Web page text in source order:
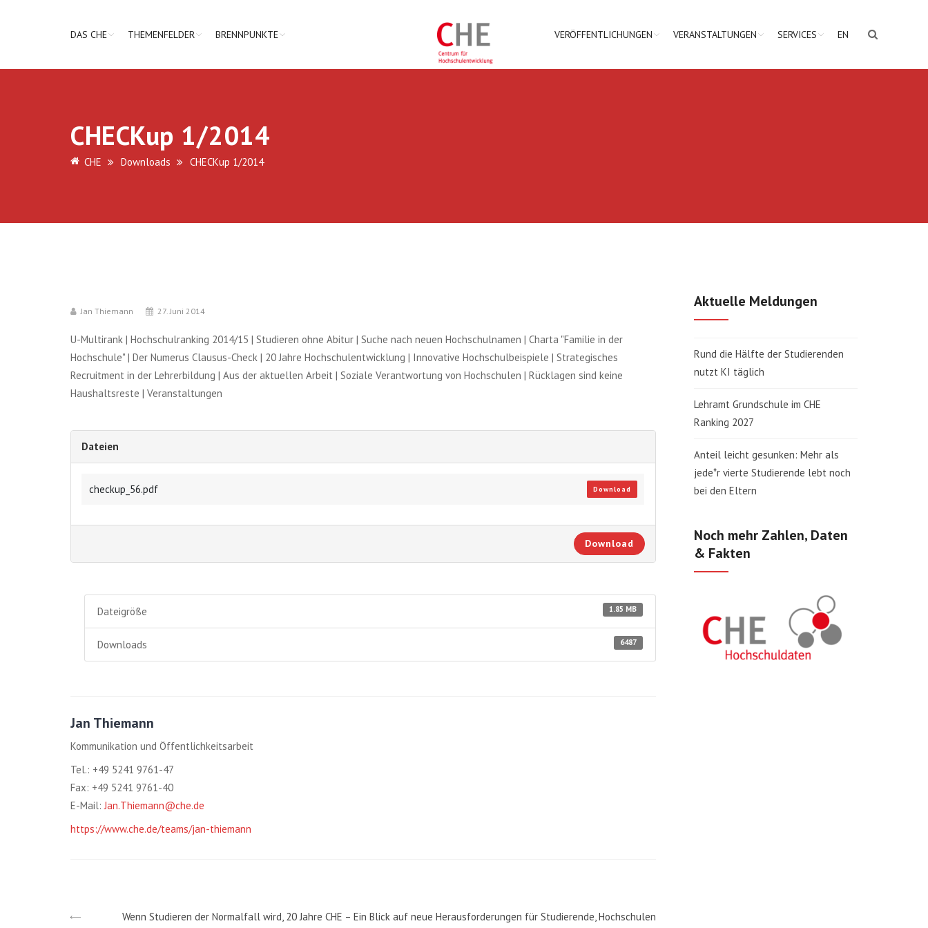
DAS CHE THEMENFELDER BRENNPUNKTE VERÖFFENTLICHUNGEN VERANSTALTUNGEN SERVICES EN
CHECKup 1/2014
CHE Downloads CHECKup 1/2014
Jan Thiemann 27. Juni 2014
U-Multirank | Hochschulranking 2014/15 | Studieren ohne Abitur | Suche nach neuen Hochschulnamen | Charta "Familie in der
Hochschule" | Der Numerus Clausus-Check | 20 Jahre Hochschulentwicklung | Innovative Hochschulbeispiele | Strategisches
Recruitment in der Lehrerbildung | Aus der aktuellen Arbeit | Soziale Verantwortung von Hochschulen | Rücklagen sind keine
Haushaltsreste | Veranstaltungen
Dateien
checkup_56.pdf Download
Download
1.85 MB
Dateigröße
6487
Downloads
Jan Thiemann
Kommunikation und Öffentlichkeitsarbeit
Tel.: +49 5241 9761-47
Fax: +49 5241 9761-40
E-Mail:Jan.Thiemann@che.de
https://www.che.de/teams/jan-thiemann
Wenn Studieren der Normalfall wird, 20 Jahre CHE – Ein Blick auf neue Herausforderungen für Studierende, Hochschulen
Aktuelle Meldungen
Rund die Hälfte der Studierenden
nutzt KI täglich
Lehramt Grundschule im CHE
Ranking 2027
Anteil leicht gesunken: Mehr als
jede*r vierte Studierende lebt noch
bei den Eltern
Noch mehr Zahlen, Daten
& Fakten